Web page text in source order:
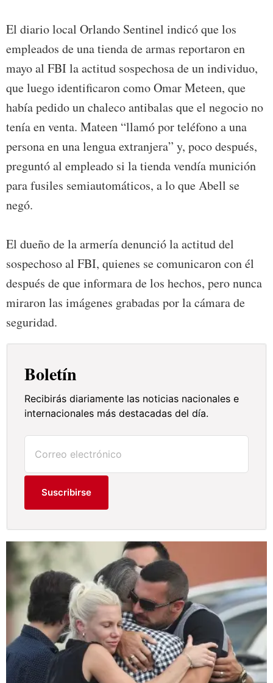
El diario local Orlando Sentinel indicó que los
empleados de una tienda de armas reportaron en
mayo al FBI la actitud sospechosa de un individuo,
que luego identificaron como Omar Meteen, que
había pedido un chaleco antibalas que el negocio no
tenía en venta. Mateen “llamó por teléfono a una
persona en una lengua extranjera” y, poco después,
preguntó al empleado si la tienda vendía munición
para fusiles semiautomáticos, a lo que Abell se
negó.
El dueño de la armería denunció la actitud del
sospechoso al FBI, quienes se comunicaron con él
después de que informara de los hechos, pero nunca
miraron las imágenes grabadas por la cámara de
seguridad.
Boletín
Recibirás diariamente las noticias nacionales e
internacionales más destacadas del día.
Suscribirse